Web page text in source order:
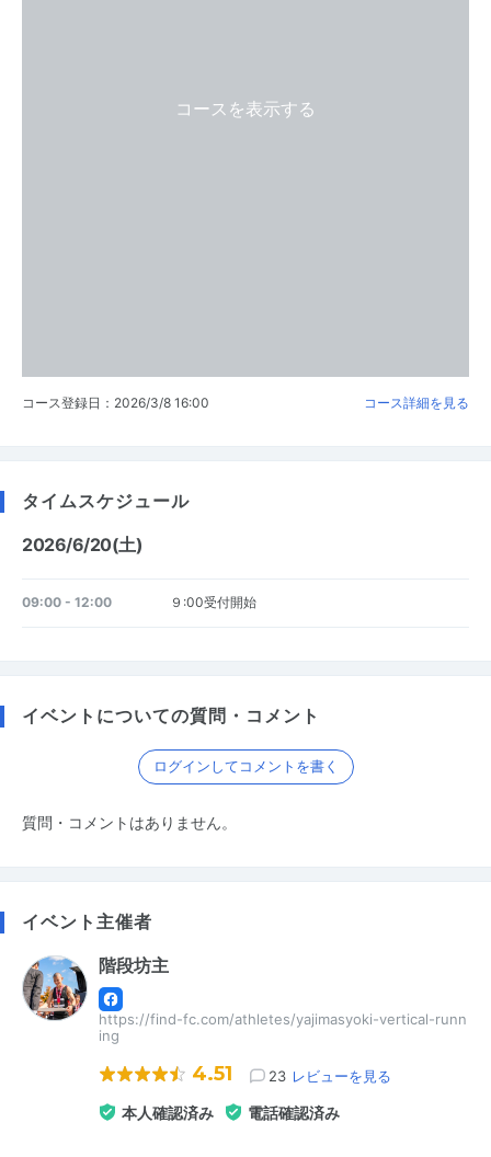
コースを表示する
コース登録日：2026/3/8 16:00 コース詳細を見る
タイムスケジュール
2026/6/20(土)
09:00 - 12:00 ９:00受付開始
イベントについての質問・コメント
ログインしてコメントを書く
質問・コメントはありません。
イベント主催者
階段坊主
https://find-fc.com/athletes/yajimasyoki-vertical-runn
ing
4.51 23 レビューを見る
本人確認済み 電話確認済み